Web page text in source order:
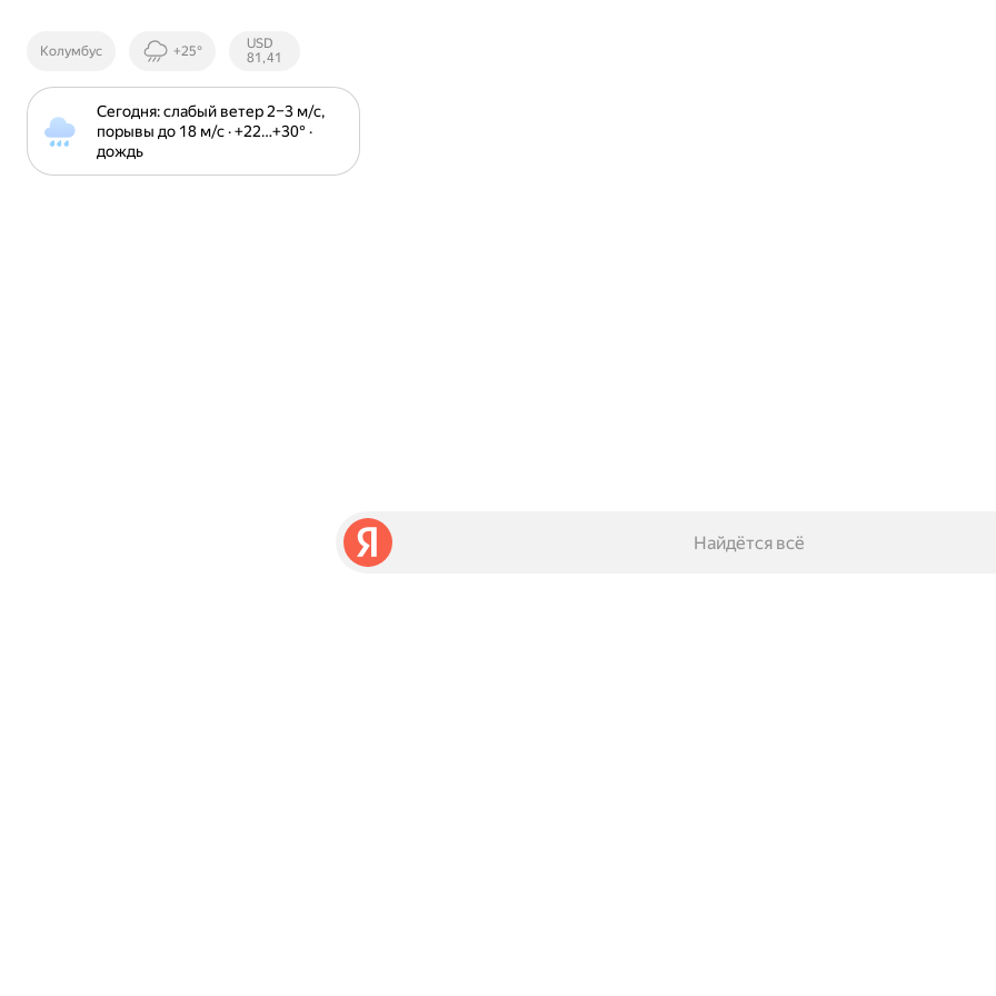
Колумбус +25°
Курсы ЦБ
РФ
USD
81,41
Сегодня: слабый ветер 2⁠–⁠3 м⁠/⁠с,
порывы до 18 м⁠/⁠с · +22⁠…⁠+30⁠° ·
дождь